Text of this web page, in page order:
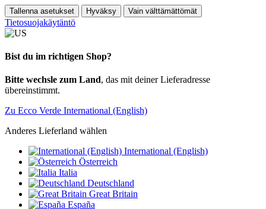
Tallenna asetukset Hyväksy Vain välttämättömät
Tietosuojakäytäntö
Bist du im richtigen Shop?
Bitte wechsle zum Land, das mit deiner Lieferadresse
übereinstimmt.
Zu Ecco Verde International (English)
Anderes Lieferland wählen
International (English)
Österreich
Italia
Deutschland
Great Britain
España